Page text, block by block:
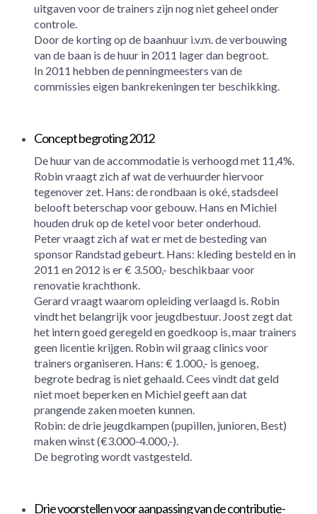
uitgaven voor de trainers zijn nog niet geheel onder
controle.
Door de korting op de baanhuur i.v.m. de verbouwing
van de baan is de huur in 2011 lager dan begroot.
In 2011 hebben de penningmeesters van de
commissies eigen bankrekeningen ter beschikking.
Concept begroting 2012
De huur van de accommodatie is verhoogd met 11,4%.
Robin vraagt zich af wat de verhuurder hiervoor
tegenover zet. Hans: de rondbaan is oké, stadsdeel
belooft beterschap voor gebouw. Hans en Michiel
houden druk op de ketel voor beter onderhoud.
Peter vraagt zich af wat er met de besteding van
sponsor Randstad gebeurt. Hans: kleding besteld en in
2011 en 2012 is er € 3.500,- beschikbaar voor
renovatie krachthonk.
Gerard vraagt waarom opleiding verlaagd is. Robin
vindt het belangrijk voor jeugdbestuur. Joost zegt dat
het intern goed geregeld en goedkoop is, maar trainers
geen licentie krijgen. Robin wil graag clinics voor
trainers organiseren. Hans: € 1.000,- is genoeg,
begrote bedrag is niet gehaald. Cees vindt dat geld
niet moet beperken en Michiel geeft aan dat
prangende zaken moeten kunnen.
Robin: de drie jeugdkampen (pupillen, junioren, Best)
maken winst (€3.000-4.000,-).
De begroting wordt vastgesteld.
Drie voorstellen voor aanpassing van de contributie-